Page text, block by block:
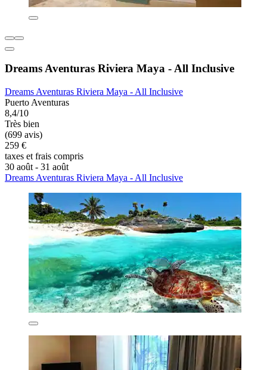
Dreams Aventuras Riviera Maya - All Inclusive
Dreams Aventuras Riviera Maya - All Inclusive
Puerto Aventuras
8,4/10
Très bien
(699 avis)
259 €
taxes et frais compris
30 août - 31 août
Dreams Aventuras Riviera Maya - All Inclusive